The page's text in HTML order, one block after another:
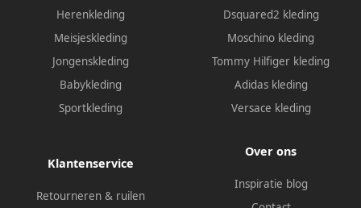
Herenkleding
Meisjeskleding
Jongenskleding
Babykleding
Sportkleding
Dsquared2 kleding
Moschino kleding
Tommy Hilfiger kleding
Adidas kleding
Versace kleding
Klantenservice
Retourneren & ruilen
Over ons
Inspiratie blog